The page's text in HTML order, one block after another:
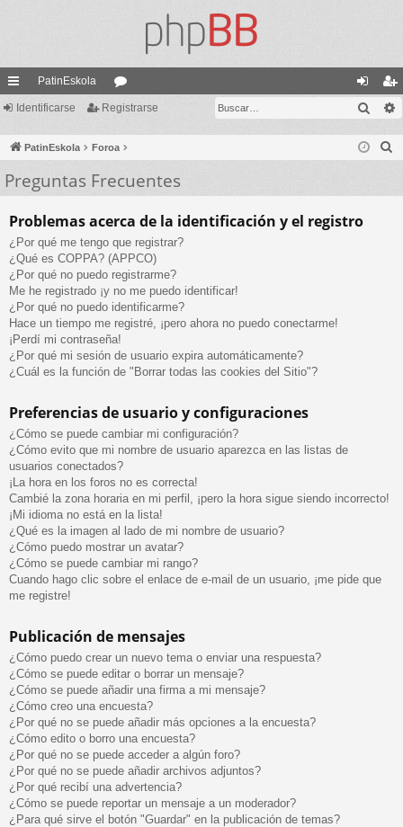
nl
ac
es
rá
pi
do
s
PatinEskola
or
os
de
nti
fic
se
eg
ist
ra
Identificarse Registrarse
PatinEskola Foroa
Preguntas Frecuentes
Problemas acerca de la identificación y el registro
¿Por qué me tengo que registrar?
¿Qué es COPPA? (APPCO)
¿Por qué no puedo registrarme?
Me he registrado ¡y no me puedo identificar!
¿Por qué no puedo identificarme?
Hace un tiempo me registré, ¡pero ahora no puedo conectarme!
¡Perdí mi contraseña!
¿Por qué mi sesión de usuario expira automáticamente?
¿Cuál es la función de "Borrar todas las cookies del Sitio"?
Preferencias de usuario y configuraciones
¿Cómo se puede cambiar mi configuración?
¿Cómo evito que mi nombre de usuario aparezca en las listas de
usuarios conectados?
¡La hora en los foros no es correcta!
Cambié la zona horaria en mi perfil, ¡pero la hora sigue siendo incorrecto!
¡Mi idioma no está en la lista!
¿Qué es la imagen al lado de mi nombre de usuario?
¿Cómo puedo mostrar un avatar?
¿Cómo se puede cambiar mi rango?
Cuando hago clic sobre el enlace de e-mail de un usuario, ¡me pide que
me registre!
Publicación de mensajes
¿Cómo puedo crear un nuevo tema o enviar una respuesta?
¿Cómo se puede editar o borrar un mensaje?
¿Cómo se puede añadir una firma a mi mensaje?
¿Cómo creo una encuesta?
¿Por qué no se puede añadir más opciones a la encuesta?
¿Cómo edito o borro una encuesta?
¿Por qué no se puede acceder a algún foro?
¿Por qué no se puede añadir archivos adjuntos?
¿Por qué recibí una advertencia?
¿Cómo se puede reportar un mensaje a un moderador?
¿Para qué sirve el botón "Guardar" en la publicación de temas?